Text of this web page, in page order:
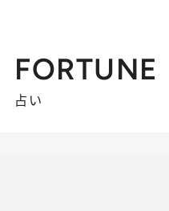
FORTUNE
占い